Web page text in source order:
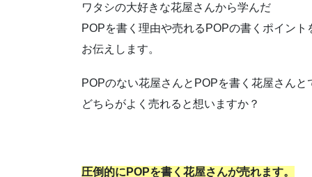
ワタシの大好きな花屋さんから学んだ
POPを書く理由や売れるPOPの書くポイント
お伝えします。
POPのない花屋さんとPOPを書く花屋さんと
どちらがよく売れると想いますか？
圧倒的にPOPを書く花屋さんが売れます。